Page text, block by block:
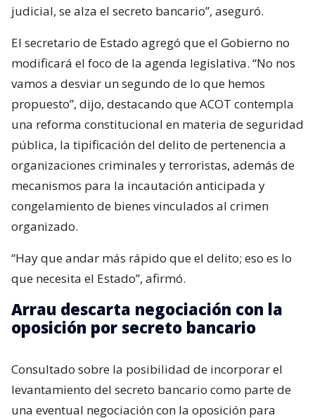
judicial, se alza el secreto bancario”, aseguró.
El secretario de Estado agregó que el Gobierno no
modificará el foco de la agenda legislativa. “No nos
vamos a desviar un segundo de lo que hemos
propuesto”, dijo, destacando que ACOT contempla
una reforma constitucional en materia de seguridad
pública, la tipificación del delito de pertenencia a
organizaciones criminales y terroristas, además de
mecanismos para la incautación anticipada y
congelamiento de bienes vinculados al crimen
organizado.
“Hay que andar más rápido que el delito; eso es lo
que necesita el Estado”, afirmó.
Arrau descarta negociación con la
oposición por secreto bancario
Consultado sobre la posibilidad de incorporar el
levantamiento del secreto bancario como parte de
una eventual negociación con la oposición para